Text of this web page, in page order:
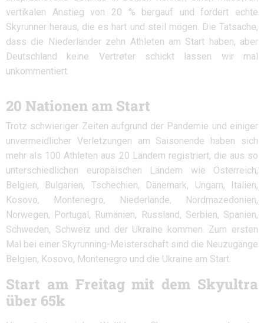
vertikalen Anstieg von 20 % bergauf und fordert echte
Skyrunner heraus, die es hart und steil mögen. Die Tatsache,
dass die Niederländer zehn Athleten am Start haben, aber
Deutschland keine Vertreter schickt lassen wir mal
unkommentiert.
20 Nationen am Start
Trotz schwieriger Zeiten aufgrund der Pandemie und einiger
unvermeidlicher Verletzungen am Saisonende haben sich
mehr als 100 Athleten aus 20 Ländern registriert, die aus so
unterschiedlichen europäischen Ländern wie Österreich,
Belgien, Bulgarien, Tschechien, Dänemark, Ungarn, Italien,
Kosovo, Montenegro, Niederlande, Nordmazedonien,
Norwegen, Portugal, Rumänien, Russland, Serbien, Spanien,
Schweden, Schweiz und der Ukraine kommen. Zum ersten
Mal bei einer Skyrunning-Meisterschaft sind die Neuzugänge
Belgien, Kosovo, Montenegro und die Ukraine am Start.
Start am Freitag mit dem Skyultra
über 65k